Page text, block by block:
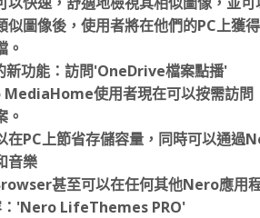
似圖像後，使用者將在他們的PC上
。
功能：訪問'OneDrive檔案點播'
使用者現在可以按需訪問
。
在PC上節省存儲容量，同時可以通
音樂
甚至可以在任何其他Nero應用
'Nero LifeThemes PRO'